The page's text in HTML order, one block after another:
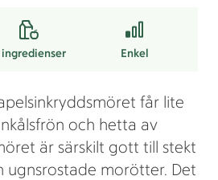
ingredienser Enkel
får lite
och hetta av
är särskilt gott till stekt
ugnsrostade morötter. Det